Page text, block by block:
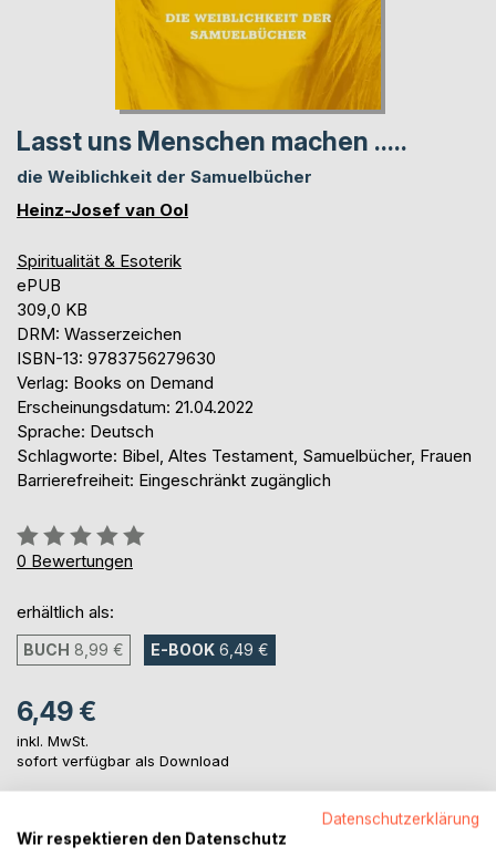
Lasst uns Menschen machen .....
die Weiblichkeit der Samuelbücher
Heinz-Josef van Ool
Spiritualität & Esoterik
ePUB
309,0 KB
DRM: Wasserzeichen
ISBN-13: 9783756279630
Verlag: Books on Demand
Erscheinungsdatum: 21.04.2022
Sprache: Deutsch
Schlagworte: Bibel, Altes Testament, Samuelbücher, Frauen
Barrierefreiheit: Eingeschränkt zugänglich
Bewertung::
0%
0 Bewertungen
erhältlich als:
BUCH 8,99 € E-BOOK 6,49 €
6,49 €
inkl. MwSt.
sofort verfügbar als Download
IN DEN WARENKORB
Datenschutzerklärung
Wir respektieren den Datenschutz